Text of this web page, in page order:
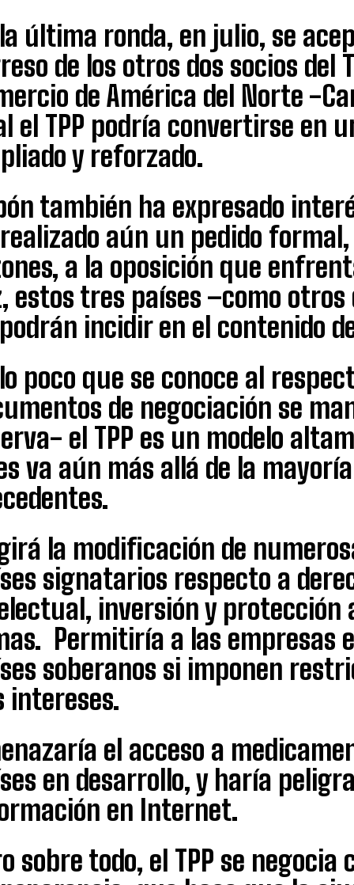
última ronda, en julio, se
de los otros dos socios del
de América del Norte -
el TPP podría convertirse en
y reforzado.
también ha expresado
aún un pedido
a la oposición que
estos tres países –como
incidir en el contenido
poco que se conoce al
de negociación se
el TPP es un modelo
va aún más allá de la
la modificación de
signatarios respecto a
inversión y protección
Permitiría a las empresas
soberanos si imponen
intereses.
el acceso a
en desarrollo, y haría
en Internet.
sobre todo, el TPP se